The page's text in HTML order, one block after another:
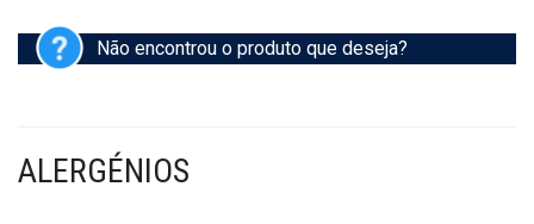
Não encontrou o produto que deseja?
ALERGÉNIOS